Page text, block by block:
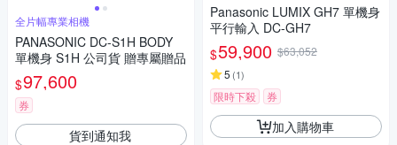
全片幅專業相機
PANASONIC DC-S1H BODY
單機身 S1H 公司貨 贈專屬贈品
$97,600
券
貨到通知我
Panasonic LUMIX GH7 單機身
平行輸入 DC-GH7
$59,900 $63,052
5 (1)
限時下殺 券
加入購物車